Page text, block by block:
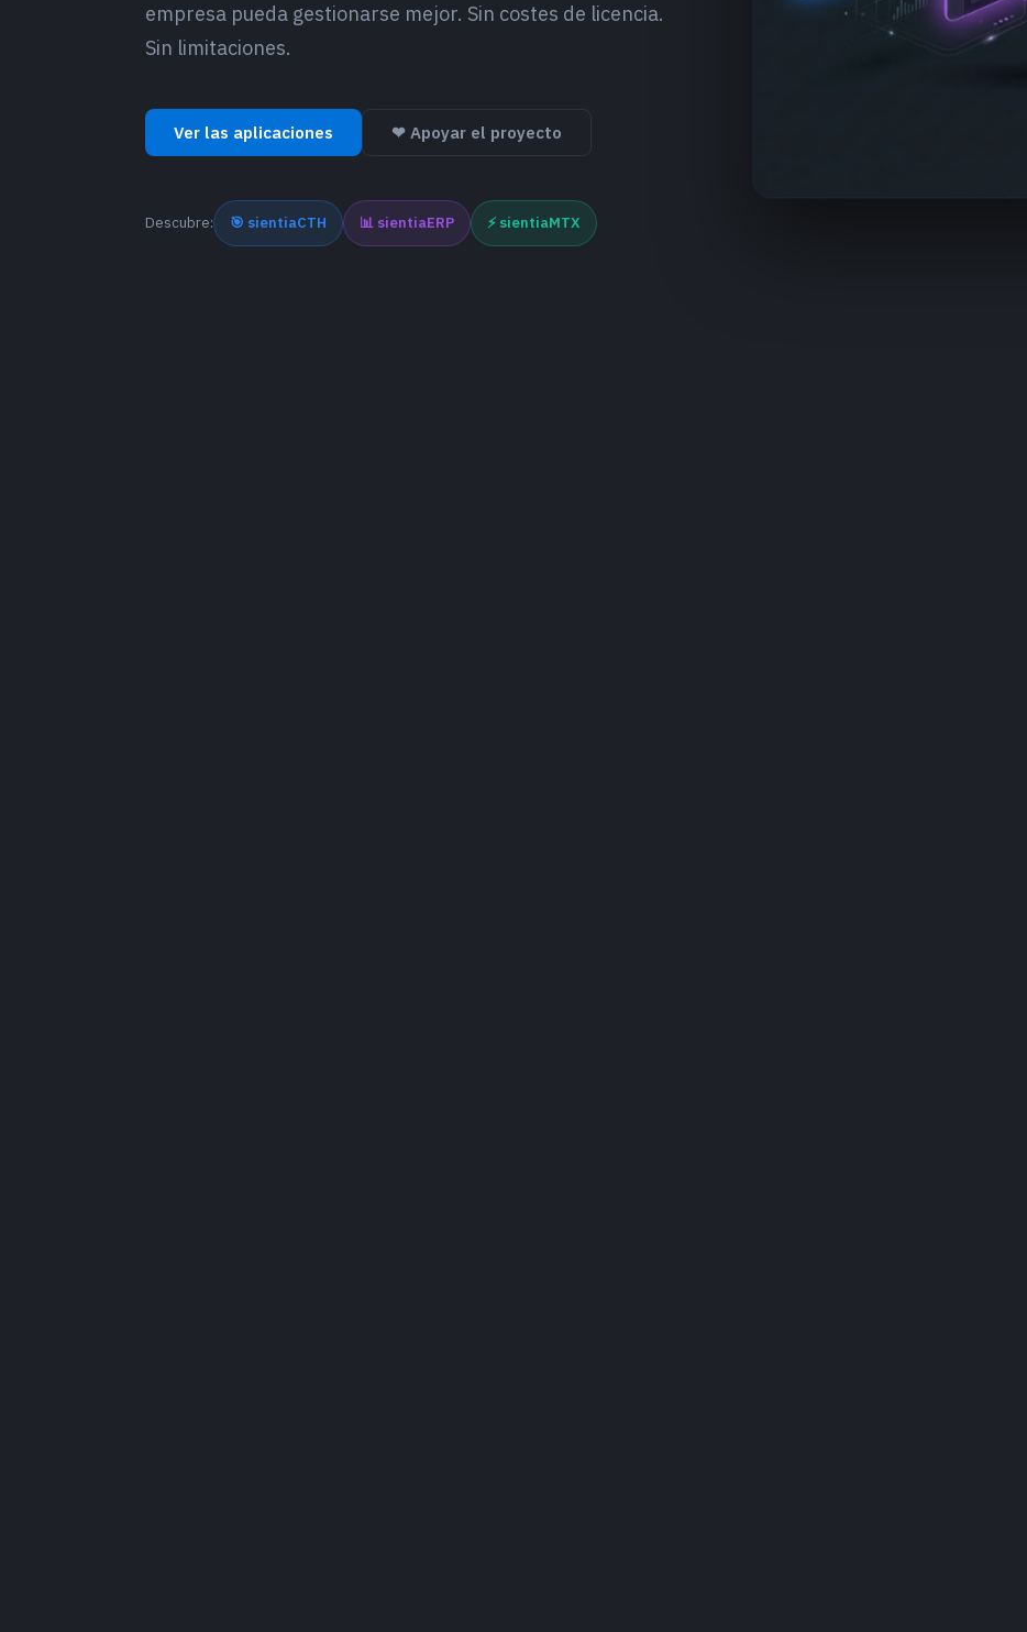
empresa pueda gestionarse mejor. Sin costes de licencia.
Sin limitaciones.
Ver las aplicaciones ❤ Apoyar el proyecto
Descubre: 🎯 sientiaCTH 📊 sientiaERP ⚡ sientiaMTX